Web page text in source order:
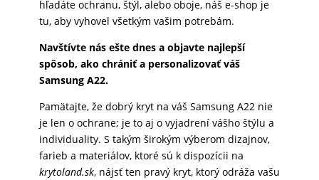
hľadáte ochranu, štýl, alebo oboje, náš e-shop je
tu, aby vyhovel všetkým vašim potrebám.
Navštívte nás ešte dnes a objavte najlepší
spôsob, ako chrániť a personalizovať váš
Samsung A22.
Pamätajte, že dobrý kryt na váš Samsung A22 nie
je len o ochrane; je to aj o vyjadrení vášho štýlu a
individuality. S takým širokým výberom dizajnov,
farieb a materiálov, ktoré sú k dispozícii na
krytoland.sk, nájsť ten pravý kryt, ktorý odráža vašu